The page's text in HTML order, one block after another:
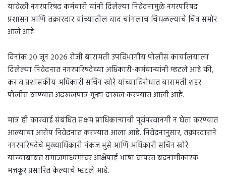
यावेळी नगरपरिषद कर्मचारी यांनी दिलेल्या निवेदनामुळे नगरपरिषद
प्रशासन आणि तक्रारदार यांच्यातील वाद चांगलाच चिघळल्याचे चित्र समोर
आले आहे.
दिनांक २० जून २०२६ रोजी बारामती उपविभागीय पोलीस कार्यालयाला
दिलेल्या निवेदनात नगरपरिषदेच्या अधिकारी-कर्मचाऱ्यांनी म्हटले आहे की,
कर व प्रशासकीय अधिकारी सचिन खोरे यांच्याविरोधात बारामती शहर
पोलीस ठाण्यात अदखलपात्र गुन्हा दाखल करण्यात आली आहे.
मात्र ही कारवाई संबंधित सक्षम प्राधिकाऱ्याची पूर्वपरवानगी न घेता करण्यात
आल्याचा आरोप निवेदनात करण्यात आला आहे. निवेदनानुसार, तक्रारदाराने
नगरपरिषदेचे मुख्याधिकारी पंकज भुसे आणि अधिकारी सचिन खोरे
यांच्याबाबत समाजमाध्यमांवर आक्षेपार्ह भाषा वापरत बदनामीकारक
मजकूर प्रसारित केल्याचे म्हटले आहे.